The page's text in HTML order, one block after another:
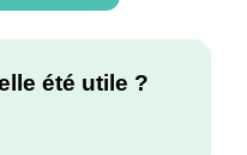
été utile ?